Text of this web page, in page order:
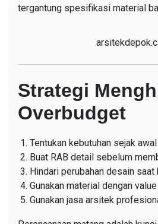
tergantung spesifikasi material
Strategi
Overbudget
Tentukan kebutuhan sejak awal
Buat RAB detail sebelum
Hindari perubahan desain
Gunakan material dengan
Gunakan jasa arsitek